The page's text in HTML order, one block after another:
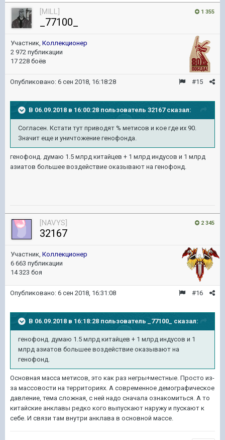
1 355
[MILL]
_77100_
Участник, Коллекционер
2 972 публикации
17 228 боёв
#15
Опубликовано: 6 сен 2018, 16:18:28
В 06.09.2018 в 16:00:28 пользователь 32167сказал:
Согласен. Кстати тут приводят % метисов и кое где их 90.
Значит еще и уничтожение генофонда.
генофонд. думаю 1.5 млрд китайцев + 1 млрд индусов и 1 млрд
азиатов большее воздействие оказывают на генофонд.
2 345
[NAVYS]
32167
Участник, Коллекционер
6 663 публикации
14 323 боя
#16
Опубликовано: 6 сен 2018, 16:31:08
В 06.09.2018 в 16:18:28 пользователь _77100_ сказал:
генофонд. думаю 1.5 млрд китайцев + 1 млрд индусов и 1
млрд азиатов большее воздействие оказывают на
генофонд.
Основная масса метисов, это как раз негры+местные. Просто из-
за массовости на территориях. А современное демографическое
давление, тема сложная, с ней надо сначала ознакомиться. А то
китайские анклавы редко кого выпускают наружу и пускают к
себе. И связи там внутри анклава в основной массе.